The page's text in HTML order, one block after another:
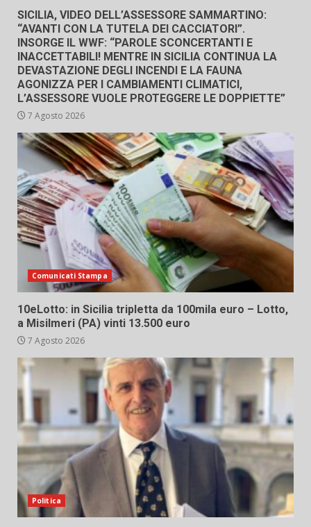
SICILIA, VIDEO DELL’ASSESSORE SAMMARTINO:
“AVANTI CON LA TUTELA DEI CACCIATORI”.
INSORGE IL WWF: “PAROLE SCONCERTANTI E
INACCETTABILI! MENTRE IN SICILIA CONTINUA LA
DEVASTAZIONE DEGLI INCENDI E LA FAUNA
AGONIZZA PER I CAMBIAMENTI CLIMATICI,
L’ASSESSORE VUOLE PROTEGGERE LE DOPPIETTE”
7 Agosto 2026
Comunicati Stampa
10eLotto: in Sicilia tripletta da 100mila euro – Lotto,
a Misilmeri (PA) vinti 13.500 euro
7 Agosto 2026
Politica